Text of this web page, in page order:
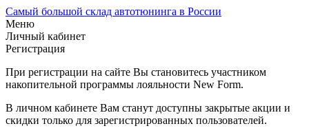
Самый большой склад автотюнинга в России
Меню
Личный кабинет
Регистрация
При регистрации на сайте Вы становитесь участником
накопительной программы лояльности New Form.
В личном кабинете Вам станут доступны закрытые акции и
скидки только для зарегистрированных пользователей.